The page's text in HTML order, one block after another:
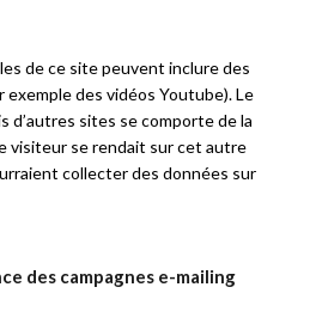
de ce site peuvent inclure des
des vidéos Youtube). Le
d’autres sites se comporte de la
visiteur se rendait sur cet autre
collecter des données sur
des campagnes e-mailing